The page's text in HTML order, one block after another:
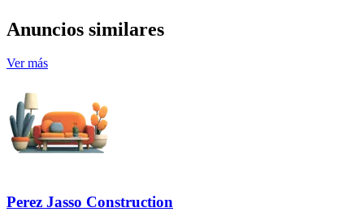
Anuncios similares
Ver más
Perez Jasso Construction